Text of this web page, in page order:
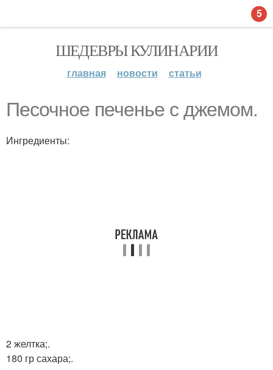
ШЕДЕВРЫ КУЛИНАРИИ
главная новости статьи
Песочное печенье с джемом.
Ингредиенты:
2 желтка;.
180 гр сахара;.
5